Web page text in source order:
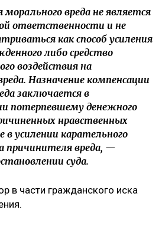
вреда не является
ответственности и не
как способ усиления
либо средство
воздействия на
Назначение компенсации
заключается в
потерпевшему денежного
нравственных
в усилении карательного
причинителя вреда, —
суда.
в части гражданского иска